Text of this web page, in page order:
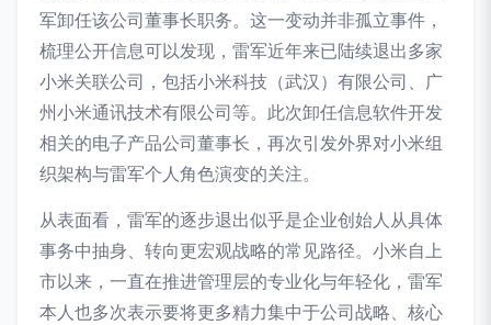
军卸任该公司董事长职务。这一变动并非孤立事件，
梳理公开信息可以发现，雷军近年来已陆续退出多家
小米关联公司，包括小米科技（武汉）有限公司、广
州小米通讯技术有限公司等。此次卸任信息软件开发
相关的电子产品公司董事长，再次引发外界对小米组
织架构与雷军个人角色演变的关注。
从表面看，雷军的逐步退出似乎是企业创始人从具体
事务中抽身、转向更宏观战略的常见路径。小米自上
市以来，一直在推进管理层的专业化与年轻化，雷军
本人也多次表示要将更多精力集中于公司战略、核心